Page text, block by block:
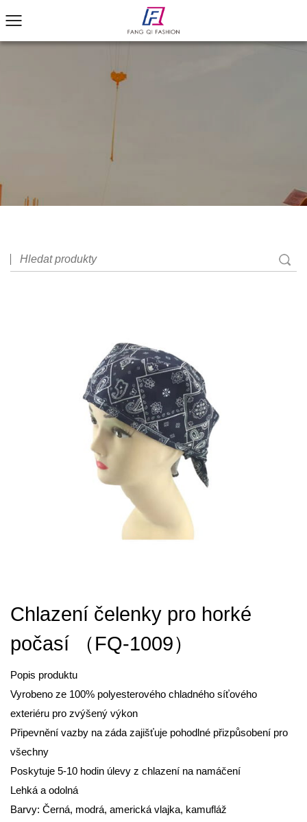
Chlazení čelenky pro horké
počasí （FQ-1009）
Popis produktu
Vyrobeno ze 100% polyesterového chladného síťového
exteriéru pro zvýšený výkon
Připevnění vazby na záda zajišťuje pohodlné přizpůsobení pro
všechny
Poskytuje 5-10 hodin úlevy z chlazení na namáčení
Lehká a odolná
Barvy: Černá, modrá, americká vlajka, kamufláž